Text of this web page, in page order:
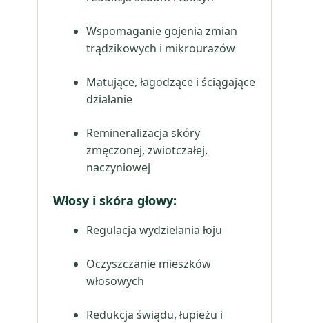
Wspomaganie gojenia zmian
trądzikowych i mikrourazów
Matujące, łagodzące i ściągające
działanie
Remineralizacja skóry
zmęczonej, zwiotczałej,
naczyniowej
Włosy i skóra głowy:
Regulacja wydzielania łoju
Oczyszczanie mieszków
włosowych
Redukcja świądu, łupieżu i